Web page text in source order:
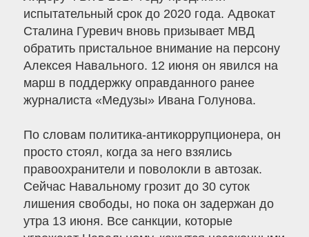
испытательный срок до 2020 года. Адвокат
Сталина Гуревич вновь призывает МВД
обратить пристальное внимание на персону
Алексея Навального. 12 июня он явился на
марш в поддержку оправданного ранее
журналиста «Медузы» Ивана Голунова.
По словам политика-антикоррупционера, он
просто стоял, когда за него взялись
правоохранители и поволокли в автозак.
Сейчас Навальному грозит до 30 суток
лишения свободы, но пока он задержан до
утра 13 июня. Все санкции, которые